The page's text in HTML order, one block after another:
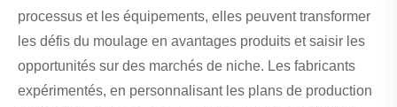
processus et les équipements, elles peuvent transformer
les défis du moulage en avantages produits et saisir les
opportunités sur des marchés de niche. Les fabricants
expérimentés, en personnalisant les plans de production